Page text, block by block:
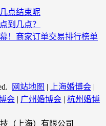
点结束呢
到几点？
！商家订单交易排行榜单
网站地图 | 上海婚博会 |
会 | 广州婚博会 | 杭州婚博
（上海）有限公司